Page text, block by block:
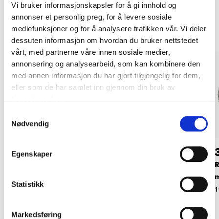
Vi bruker informasjonskapsler for å gi innhold og
annonser et personlig preg, for å levere sosiale
mediefunksjoner og for å analysere trafikken vår. Vi deler
dessuten informasjon om hvordan du bruker nettstedet
vårt, med partnerne våre innen sosiale medier,
annonsering og analysearbeid, som kan kombinere den
med annen informasjon du har gjort tilgjengelig for dem,
eller som de har samlet inn gjennom din bruk av
Nødvendig
Egenskaper
Statistikk
Markedsføring
Andre kunder har også kjøpt
4990
19-213
Grovrengjører, 100